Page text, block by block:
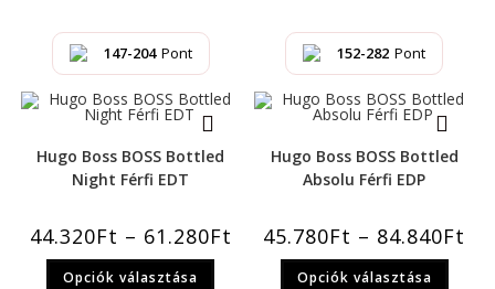
147-204 Pont
Hugo Boss BOSS Bottled
Night Férfi EDT
44.320Ft – 61.280Ft
Opciók választása
152-282 Pont
Hugo Boss BOSS Bottled
Absolu Férfi EDP
45.780Ft – 84.840Ft
Opciók választása